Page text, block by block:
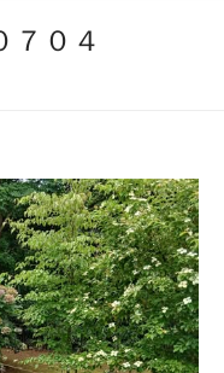
７０４